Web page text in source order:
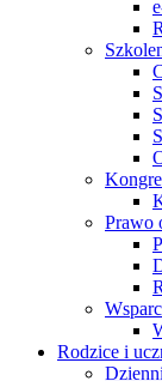
Prawo
Rodzice i